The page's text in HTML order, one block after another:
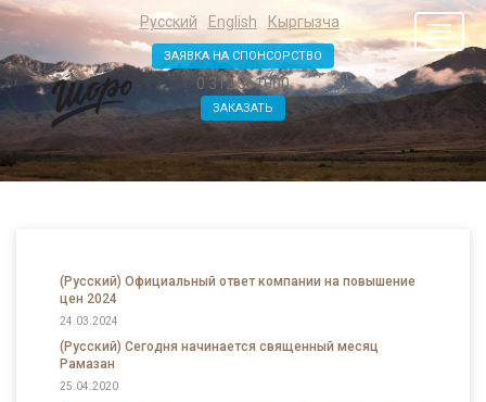
Русский English Кыргызча
ЗАЯВКА НА СПОНСОРСТВО
0 312 361000
ЗАКАЗАТЬ
(Русский) Официальный ответ компании на повышение
цен 2024
24.03.2024
(Русский) Сегодня начинается священный месяц
Рамазан
25.04.2020